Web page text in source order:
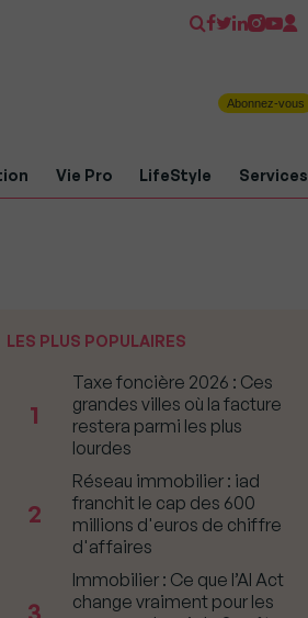
Abonnez-vous
Vie Pro LifeStyle Services
LES PLUS POPULAIRES
1
Taxe foncière 2026 : Ces
grandes villes où la facture
restera parmi les plus
lourdes
2
Réseau immobilier : iad
franchit le cap des 600
millions d'euros de chiffre
d'affaires
3
Immobilier : Ce que l’AI Act
change vraiment pour les